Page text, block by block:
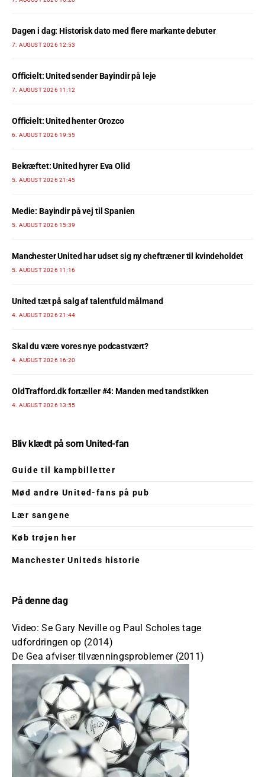
Dagen i dag: Historisk dato med flere markante debuter
7. AUGUST 2026 12:53
Officielt: United sender Bayindir på leje
7. AUGUST 2026 11:12
Officielt: United henter Orozco
6. AUGUST 2026 19:55
Bekræftet: United hyrer Eva Olid
5. AUGUST 2026 21:45
Medie: Bayindir på vej til Spanien
5. AUGUST 2026 15:39
Manchester United har udset sig ny cheftræner til kvindeholdet
5. AUGUST 2026 11:16
United tæt på salg af talentfuld målmand
4. AUGUST 2026 21:44
Skal du være vores nye podcastvært?
4. AUGUST 2026 16:20
OldTrafford.dk fortæller #4: Manden med tandstikken
4. AUGUST 2026 13:55
Bliv klædt på som United-fan
Guide til kampbilletter
Mød andre United-fans på pub
Lær sangene
Køb trøjen her
Manchester Uniteds historie
På denne dag
Video: Se Gary Neville og Paul Scholes tage
udfordringen op (2014)
De Gea afviser tilvænningsproblemer (2011)